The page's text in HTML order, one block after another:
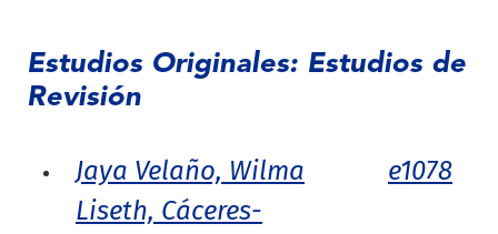
Estudios Originales: Estudios de
Revisión
Jaya Velaño, Wilma
Liseth, Cáceres-
e1078